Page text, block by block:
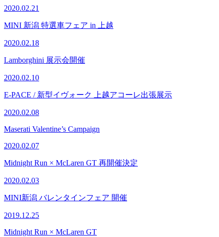
2020.02.21
MINI 新潟 特選車フェア in 上越
2020.02.18
Lamborghini 展示会開催
2020.02.10
E-PACE / 新型イヴォーク 上越アコーレ出張展示
2020.02.08
Maserati Valentine’s Campaign
2020.02.07
Midnight Run × McLaren GT 再開催決定
2020.02.03
MINI新潟 バレンタインフェア 開催
2019.12.25
Midnight Run × McLaren GT